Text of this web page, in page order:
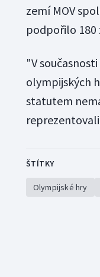
zemí MOV
podpořilo 180
"V
olympijských
statutem
ŠTÍTKY
Olympijské hry